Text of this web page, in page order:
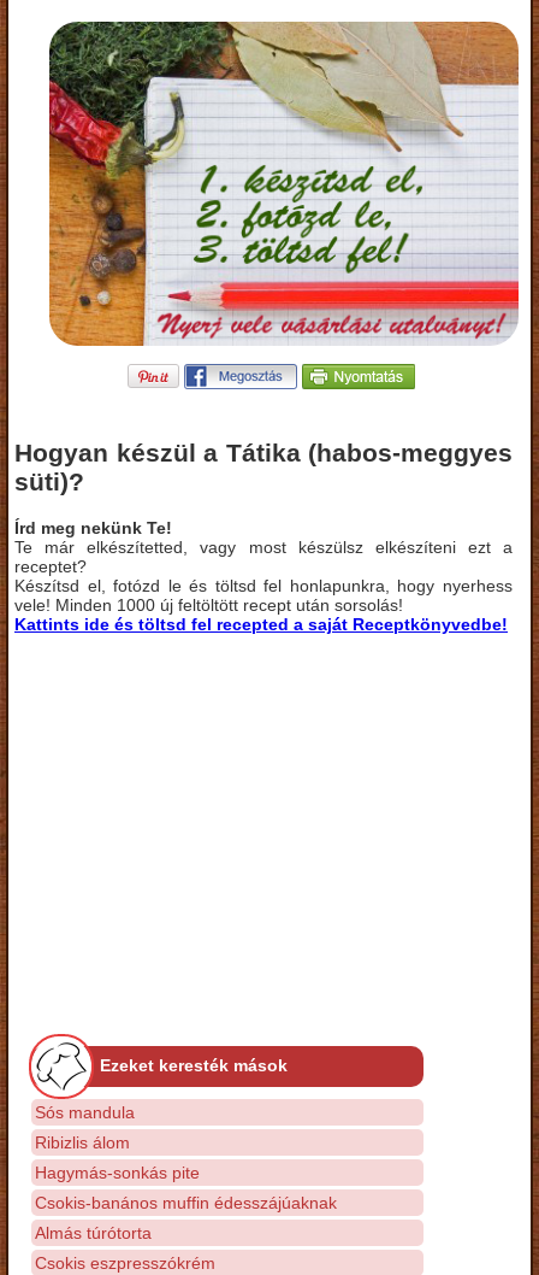
Hogyan készül a Tátika (habos-meggyes
süti)?
Írd meg nekünk Te!
Te már elkészítetted, vagy most készülsz elkészíteni ezt a
receptet?
Készítsd el, fotózd le és töltsd fel honlapunkra, hogy nyerhess
vele! Minden 1000 új feltöltött recept után sorsolás!
Kattints ide és töltsd fel recepted a saját Receptkönyvedbe!
Ezeket keresték mások
Sós mandula
Ribizlis álom
Hagymás-sonkás pite
Csokis-banános muffin édesszájúaknak
Almás túrótorta
Csokis eszpresszókrém